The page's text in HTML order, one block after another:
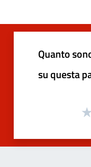
Quanto
su questa